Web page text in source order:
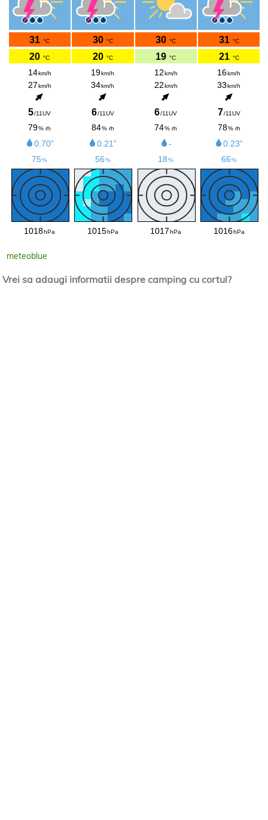
meteoblue
Vrei sa adaugi informatii despre camping cu cortul?